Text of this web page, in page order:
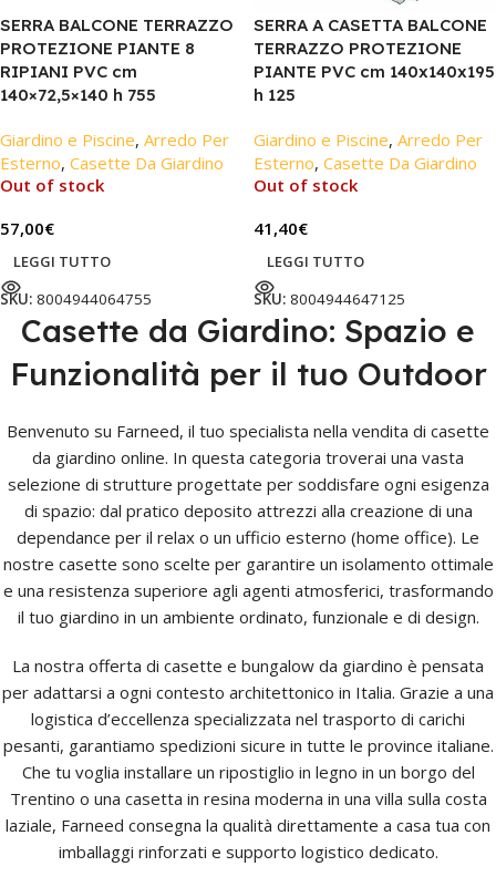
SERRA BALCONE TERRAZZO
PROTEZIONE PIANTE 8
RIPIANI PVC cm
140×72,5×140 h 755
Giardino e Piscine, Arredo Per
Esterno, Casette Da Giardino
Out of stock
57,00€
LEGGI TUTTO
SKU: 8004944064755
SERRA A CASETTA BALCONE
TERRAZZO PROTEZIONE
PIANTE PVC cm 140x140x195
h 125
Giardino e Piscine, Arredo Per
Esterno, Casette Da Giardino
Out of stock
41,40€
LEGGI TUTTO
SKU: 8004944647125
Casette da Giardino: Spazio e
Funzionalità per il tuo Outdoor
Benvenuto su Farneed, il tuo specialista nella vendita di casette
da giardino online. In questa categoria troverai una vasta
selezione di strutture progettate per soddisfare ogni esigenza
di spazio: dal pratico deposito attrezzi alla creazione di una
dependance per il relax o un ufficio esterno (home office). Le
nostre casette sono scelte per garantire un isolamento ottimale
e una resistenza superiore agli agenti atmosferici, trasformando
il tuo giardino in un ambiente ordinato, funzionale e di design.
La nostra offerta di casette e bungalow da giardino è pensata
per adattarsi a ogni contesto architettonico in Italia. Grazie a una
logistica d’eccellenza specializzata nel trasporto di carichi
pesanti, garantiamo spedizioni sicure in tutte le province italiane.
Che tu voglia installare un ripostiglio in legno in un borgo del
Trentino o una casetta in resina moderna in una villa sulla costa
laziale, Farneed consegna la qualità direttamente a casa tua con
imballaggi rinforzati e supporto logistico dedicato.